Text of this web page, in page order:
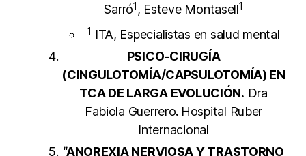
Sarró1, Esteve Montasell1
1 ITA, Especialistas en salud mental
PSICO-CIRUGÍA
(CINGULOTOMÍA/CAPSULOTOMÍA) EN
TCA DE LARGA EVOLUCIÓN. Dra
Fabiola Guerrero. Hospital Ruber
Internacional
“ANOREXIA NERVIOSA Y TRASTORNO